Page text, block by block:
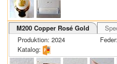
M200 Copper Rosé Gold
Produktion: 2024
Katalog: